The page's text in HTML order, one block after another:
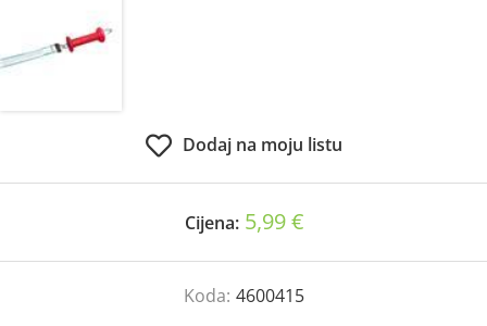
Dodaj na moju listu
Cijena: 5,99 €
Koda: 4600415